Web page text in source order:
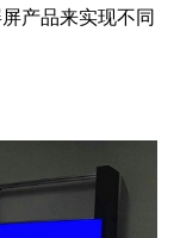
产品来实现不同